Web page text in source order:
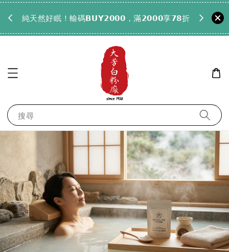
純天然好眠！輸碼𝗕𝗨𝗬𝟮𝟬𝟬𝟬，滿𝟮𝟬𝟬𝟬享𝟳𝟴折
搜尋